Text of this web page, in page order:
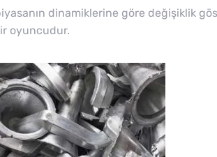
dinamiklerine göre değişiklik
oyuncudur.